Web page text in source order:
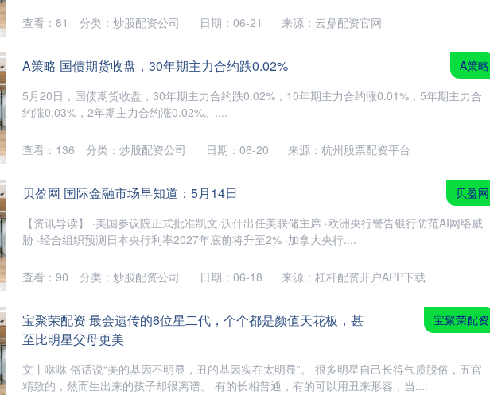
日期：06-21 来源：云鼎配资官网
查看： 81 分类： 炒股配资公司
A策略 国债期货收盘，30年期主力合约跌0.02%
5月20日，国债期货收盘，30年期主力合约跌0.02%，10年期主力合约涨0.01%，5年期主力合
约涨0.03%，2年期主力合约涨0.02%。....
A策略
日期：06-20 来源：杭州股票配资平台
查看： 136 分类： 炒股配资公司
贝盈网 国际金融市场早知道：5月14日
【资讯导读】 ·美国参议院正式批准凯文·沃什出任美联储主席 ·欧洲央行警告银行防范AI网络威
胁 ·经合组织预测日本央行利率2027年底前将升至2% ·加拿大央行....
贝盈网
日期：06-18 来源：杠杆配资开户APP下载
查看： 90 分类： 炒股配资公司
宝聚荣配资 最会遗传的6位星二代，个个都是颜值天花板，甚
至比明星父母更美
文丨咻咻 俗话说“美的基因不明显，丑的基因实在太明显”。 很多明星自己长得气质脱俗，五官
精致的，然而生出来的孩子却很离谱。 有的长相普通，有的可以用丑来形容，当....
宝聚荣配资